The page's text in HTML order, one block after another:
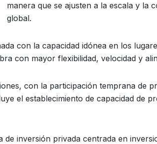
manera que se ajusten a la escala y la
global.
con la capacidad idónea en los
con mayor flexibilidad, velocidad y
con la participación temprana de
el establecimiento de capacidad de
inversión privada centrada en